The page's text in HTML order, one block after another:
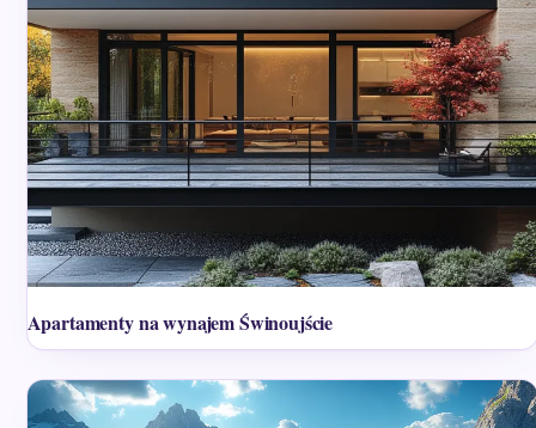
Apartamenty na wynajem Świnoujście